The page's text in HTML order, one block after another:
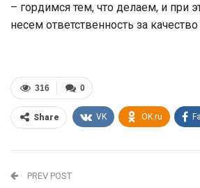
– гордимся тем, что делаем, и при
несем ответственность за
0
316
Share VK OK.ru
PREV POST